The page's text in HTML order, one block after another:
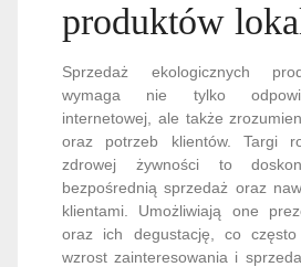
produktów
Sprzedaż ekologicznych
wymaga nie tylko
internetowej, ale także
oraz potrzeb klientów. Targi
zdrowej żywności to
bezpośrednią sprzedaż oraz
klientami. Umożliwiają one
oraz ich degustację, co
wzrost zainteresowania i